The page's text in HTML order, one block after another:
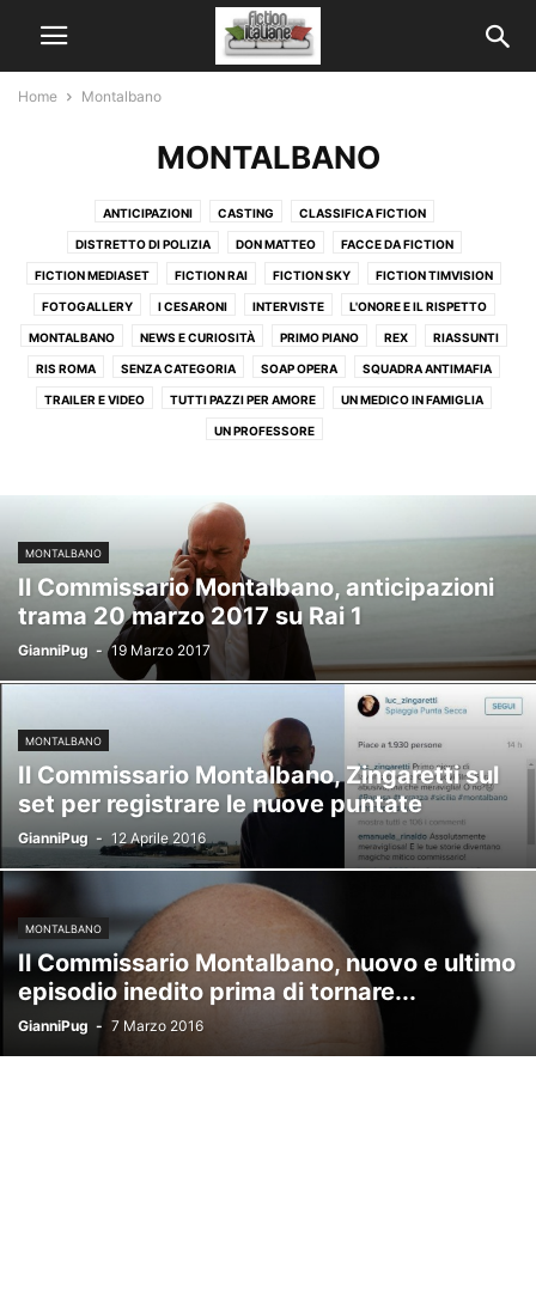
Home Montalbano
MONTALBANO
ANTICIPAZIONI CASTING CLASSIFICA FICTION
DISTRETTO DI POLIZIA DON MATTEO FACCE DA FICTION
FICTION MEDIASET FICTION RAI FICTION SKY FICTION TIMVISION
FOTOGALLERY I CESARONI INTERVISTE L'ONORE E IL RISPETTO
MONTALBANO NEWS E CURIOSITÀ PRIMO PIANO REX RIASSUNTI
RIS ROMA SENZA CATEGORIA SOAP OPERA SQUADRA ANTIMAFIA
TRAILER E VIDEO TUTTI PAZZI PER AMORE UN MEDICO IN FAMIGLIA
UN PROFESSORE
MONTALBANO
Il Commissario Montalbano, anticipazioni
trama 20 marzo 2017 su Rai 1
GianniPug - 19 Marzo 2017
MONTALBANO
Il Commissario Montalbano, Zingaretti sul
set per registrare le nuove puntate
GianniPug - 12 Aprile 2016
MONTALBANO
Il Commissario Montalbano, nuovo e ultimo
episodio inedito prima di tornare...
GianniPug - 7 Marzo 2016